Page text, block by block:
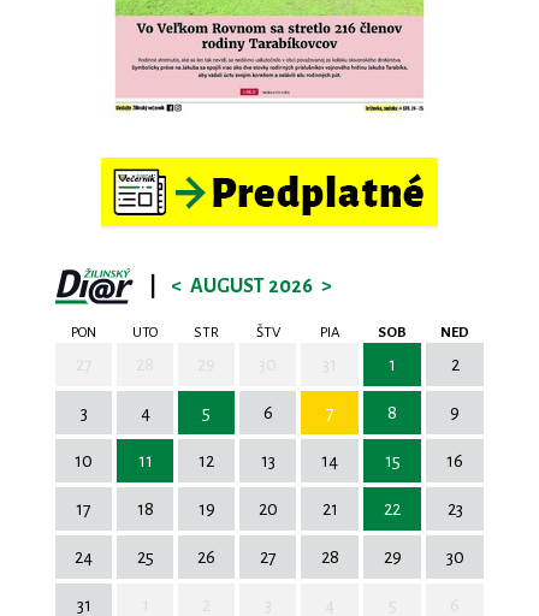
< AUGUST 2026 >
PON UTO STR ŠTV PIA SOB NED
1 2
3 4 5 6 7 8 9
10 11 12 13 14 15 16
17 18 19 20 21 22 23
24 25 26 27 28 29 30
31